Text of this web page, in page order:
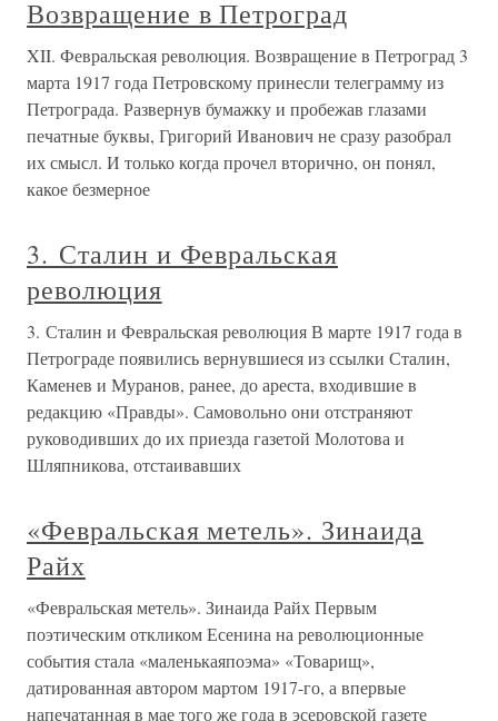
Возвращение в Петроград
XII. Февральская революция. Возвращение в Петроград 3
марта 1917 года Петровскому принесли телеграмму из
Петрограда. Развернув бумажку и пробежав глазами
печатные буквы, Григорий Иванович не сразу разобрал
их смысл. И только когда прочел вторично, он понял,
какое безмерное
3. Сталин и Февральская
революция
3. Сталин и Февральская революция В марте 1917 года в
Петрограде появились вернувшиеся из ссылки Сталин,
Каменев и Муранов, ранее, до ареста, входившие в
редакцию «Правды». Самовольно они отстраняют
руководивших до их приезда газетой Молотова и
Шляпникова, отстаивавших
«Февральская метель». Зинаида
Райх
«Февральская метель». Зинаида Райх Первым
поэтическим откликом Есенина на революционные
события стала «маленькаяпоэма» «Товарищ»,
датированная автором мартом 1917-го, а впервые
напечатанная в мае того же года в эсеровской газете